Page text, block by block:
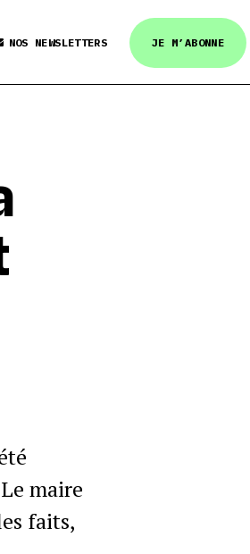
NOS NEWSLETTERS JE M’ABONNE
maire
faits,